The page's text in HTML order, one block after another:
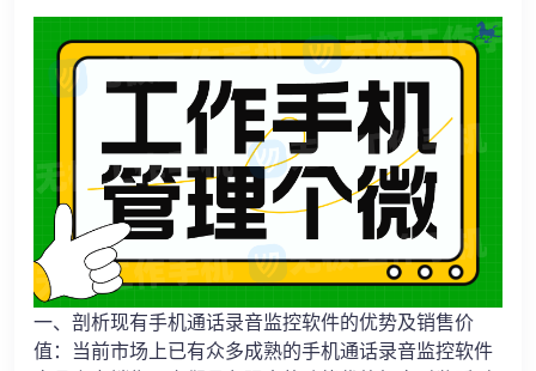
一、剖析现有手机通话录音监控软件的优势及销售价
值：当前市场上已有众多成熟的手机通话录音监控软件